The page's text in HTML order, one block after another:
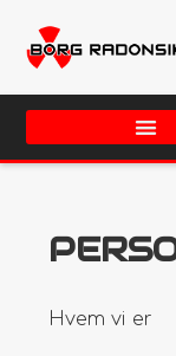
Hvem vi er